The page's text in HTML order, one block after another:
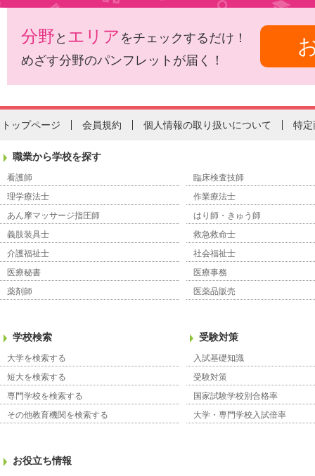
分野 と エリア をチェックするだけ！
めざす分野のパンフレットが届く！
トップページ 会員規約 個人情報の取り扱いについて 特定
職業から学校を探す
看護師
臨床検査技師
理学療法士
作業療法士
あん摩マッサージ指圧師
はり師・きゅう師
義肢装具士
救急救命士
介護福祉士
社会福祉士
医療秘書
医療事務
薬剤師
医薬品販売
学校検索
大学を検索する
短大を検索する
専門学校を検索する
その他教育機関を検索する
受験対策
入試基礎知識
受験対策
国家試験学校別合格率
大学・専門学校入試倍率
お役立ち情報